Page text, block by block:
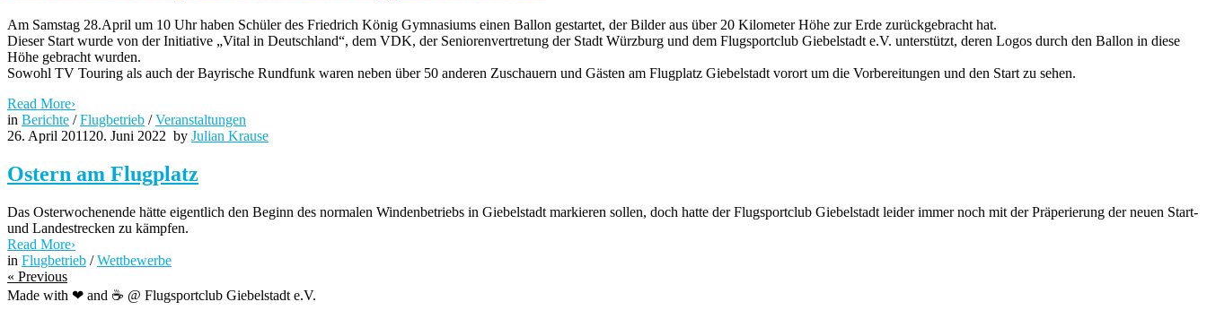
Am Samstag 28.April um 10 Uhr haben Schüler des Friedrich König Gymnasiums einen Ballon gestartet, der Bilder aus über 20 Kilometer Höhe zur Erde zurückgebracht hat.
Dieser Start wurde von der Initiative „Vital in Deutschland“, dem VDK, der Seniorenvertretung der Stadt Würzburg und dem Flugsportclub Giebelstadt e.V. unterstützt, deren Logos durch den Ballon in diese
Höhe gebracht wurden.
Sowohl TV Touring als auch der Bayrische Rundfunk waren neben über 50 anderen Zuschauern und Gästen am Flugplatz Giebelstadt vorort um die Vorbereitungen und den Start zu sehen.
Read More›
in Berichte /Flugbetrieb /Veranstaltungen
26. April 2011 20. Juni 2022 by Julian Krause
Ostern am Flugplatz
Das Osterwochenende hätte eigentlich den Beginn des normalen Windenbetriebs in Giebelstadt markieren sollen, doch hatte der Flugsportclub Giebelstadt leider immer noch mit der Präperierung der neuen Start-
und Landestrecken zu kämpfen.
Read More›
in Flugbetrieb /Wettbewerbe
« Previous
Made with ❤ and ☕️ @ Flugsportclub Giebelstadt e.V.